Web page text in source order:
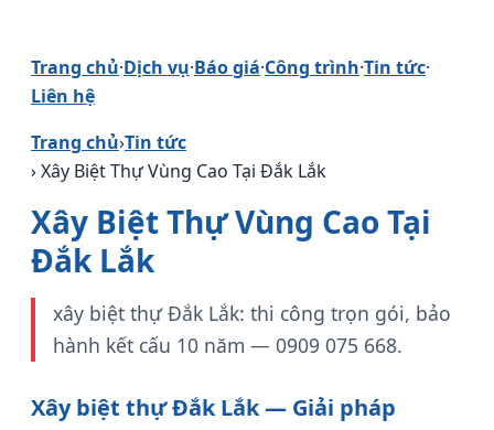
Trang chủ·Dịch vụ·Báo giá·Công trình·Tin tức·
Liên hệ
Trang chủ›Tin tức
› Xây Biệt Thự Vùng Cao Tại Đắk Lắk
Xây Biệt Thự Vùng Cao Tại
Đắk Lắk
xây biệt thự Đắk Lắk: thi công trọn gói, bảo
hành kết cấu 10 năm — 0909 075 668.
Xây biệt thự Đắk Lắk — Giải pháp